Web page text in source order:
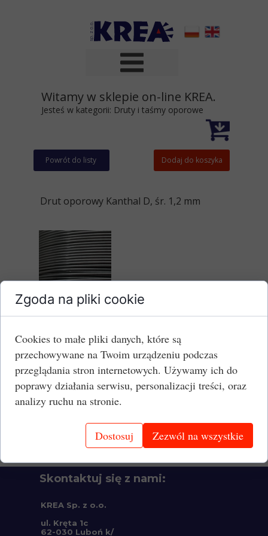
Powrót do listy Dodaj do koszyka
Witamy w sklepie on-line KREA.
Jesteś w kategorii: Druty i taśmy oporowe
Jednostka:mb
Cena brutto:2,44 PLN/mb
Drut oporowy Kanthal D, śr. 1,2 mm
Skontaktuj się z nami:
KREA Sp. z o.o.
ul. Kręta 1c
62-030 Luboń k/
Zgoda na pliki cookie
Cookies to małe pliki danych, które są
przechowywane na Twoim urządzeniu podczas
przeglądania stron internetowych. Używamy ich do
poprawy działania serwisu, personalizacji treści, oraz
analizy ruchu na stronie.
Dostosuj Zezwól na wszystkie